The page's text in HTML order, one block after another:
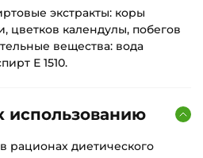
экстракты: коры
цветков календулы, побегов
вещества: вода
Е 1510.
использованию
рационах диетического